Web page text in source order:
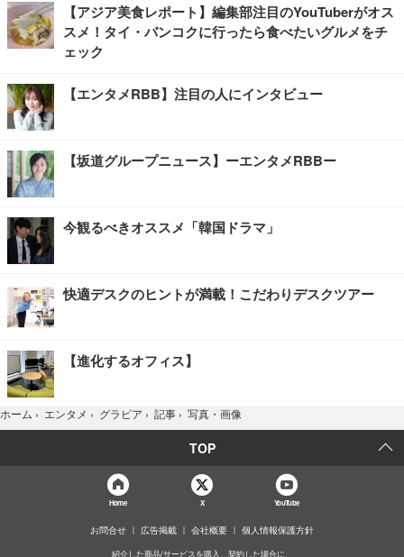
【アジア美食レポート】編集部注目のYouTuberがオス
スメ！タイ・バンコクに行ったら食べたいグルメをチ
ェック
【エンタメRBB】注目の人にインタビュー
【坂道グループニュース】ーエンタメRBBー
今観るべきオススメ「韓国ドラマ」
快適デスクのヒントが満載！こだわりデスクツアー
【進化するオフィス】
ホーム › エンタメ › グラビア › 記事 › 写真・画像
TOP
Home X YouTube
お問合せ 広告掲載 会社概要 個人情報保護方針
紹介した商品/サービスを購入、契約した場合に、